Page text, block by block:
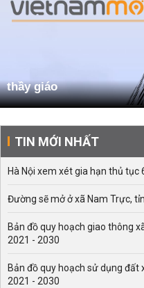
thầy giáo
TIN MỚI NHẤT
Hà Nội xem xét gia hạn thủ tục
Đường sẽ mở ở xã Nam Trực,
Bản đồ quy hoạch giao thông
2021 - 2030
Bản đồ quy hoạch sử dụng đất
2021 - 2030